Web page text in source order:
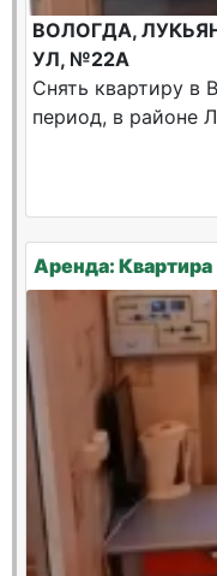
ВОЛОГДА,
УЛ, №22А
Снять квартиру в
период, в районе
Аренда: Квартира